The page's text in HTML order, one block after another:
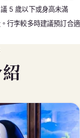
5 歲以下或身高未滿
行李較多時建議預訂合適